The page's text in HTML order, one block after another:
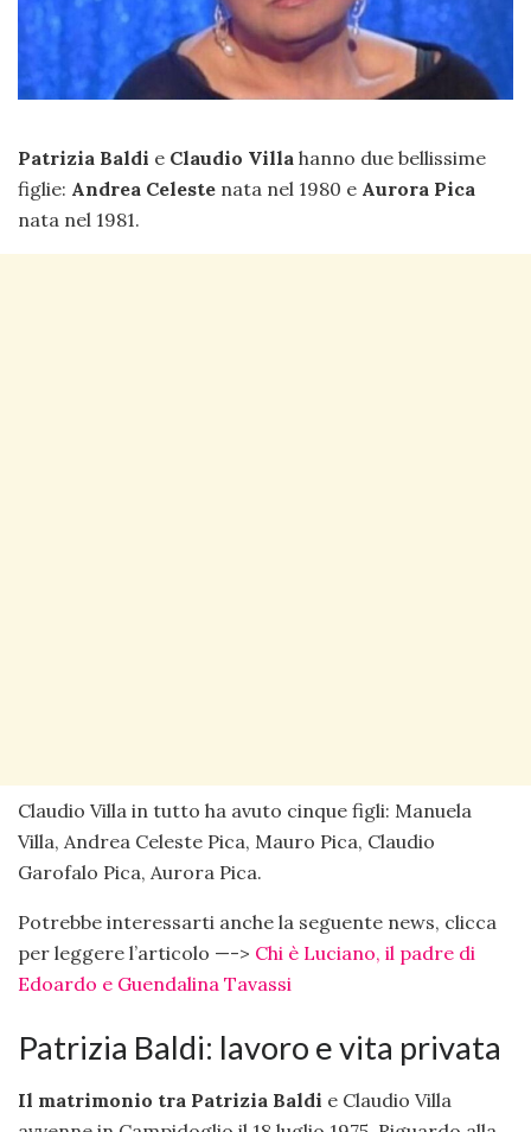
Patrizia Baldi e Claudio Villa hanno due bellissime
figlie: Andrea Celeste nata nel 1980 e Aurora Pica
nata nel 1981.
Claudio Villa in tutto ha avuto cinque figli: Manuela
Villa, Andrea Celeste Pica, Mauro Pica, Claudio
Garofalo Pica, Aurora Pica.
Potrebbe interessarti anche la seguente news, clicca
per leggere l’articolo —-> Chi è Luciano, il padre di
Edoardo e Guendalina Tavassi
Patrizia Baldi: lavoro e vita privata
Il matrimonio tra Patrizia Baldi e Claudio Villa